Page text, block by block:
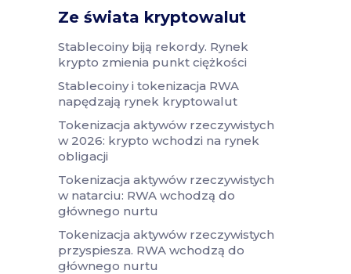
Ze świata kryptowalut
Stablecoiny biją rekordy. Rynek
krypto zmienia punkt ciężkości
Stablecoiny i tokenizacja RWA
napędzają rynek kryptowalut
Tokenizacja aktywów rzeczywistych
w 2026: krypto wchodzi na rynek
obligacji
Tokenizacja aktywów rzeczywistych
w natarciu: RWA wchodzą do
głównego nurtu
Tokenizacja aktywów rzeczywistych
przyspiesza. RWA wchodzą do
głównego nurtu